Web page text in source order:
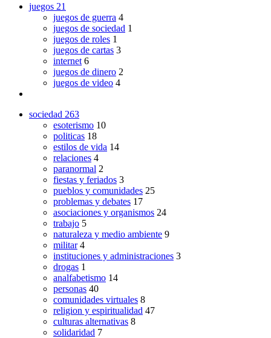
juegos 21
juegos de guerra 4
juegos de sociedad 1
juegos de roles 1
juegos de cartas 3
internet 6
juegos de dinero 2
juegos de video 4
sociedad 263
esoterismo 10
politicas 18
estilos de vida 14
relaciones 4
paranormal 2
fiestas y feriados 3
pueblos y comunidades 25
problemas y debates 17
asociaciones y organismos 24
trabajo 5
naturaleza y medio ambiente 9
militar 4
instituciones y administraciones 3
drogas 1
analfabetismo 14
personas 40
comunidades virtuales 8
religion y espiritualidad 47
culturas alternativas 8
solidaridad 7